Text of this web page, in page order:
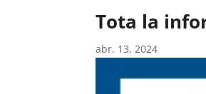
Tota la
abr. 13, 2024